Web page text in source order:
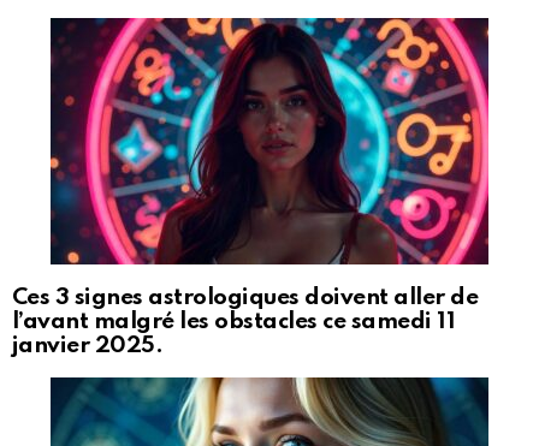
Ces 3 signes astrologiques doivent aller de
l’avant malgré les obstacles ce samedi 11
janvier 2025.